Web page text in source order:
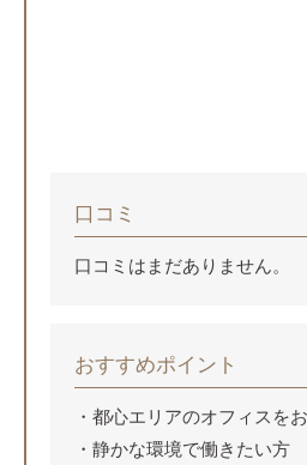
口コミ
口コミはまだありません。
おすすめポイント
都心エリアのオフィスを
静かな環境で働きたい方